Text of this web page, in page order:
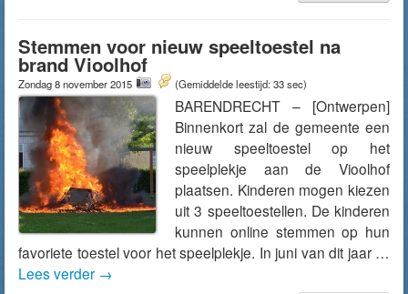
Stemmen voor nieuw speeltoestel na
brand Vioolhof
Zondag 8 november 2015 (Gemiddelde leestijd: 33 sec)
BARENDRECHT – [Ontwerpen]
Binnenkort zal de gemeente een
nieuw speeltoestel op het
speelplekje aan de Vioolhof
plaatsen. Kinderen mogen kiezen
uit 3 speeltoestellen. De kinderen
kunnen online stemmen op hun
favoriete toestel voor het speelplekje. In juni van dit jaar …
Lees verder →